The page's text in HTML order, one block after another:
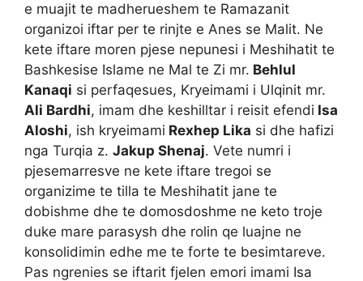
e muajit te madherueshem te Ramazanit
organizoi iftar per te rinjte e Anes se Malit. Ne
kete iftare moren pjese nepunesi i Meshihatit te
Bashkesise Islame ne Mal te Zi mr. Behlul
Kanaqi si perfaqesues, Kryeimami i Ulqinit mr.
Ali Bardhi, imam dhe keshilltar i reisit efendi Isa
Aloshi, ish kryeimami Rexhep Lika si dhe hafizi
nga Turqia z. Jakup Shenaj. Vete numri i
pjesemarresve ne kete iftare tregoi se
organizime te tilla te Meshihatit jane te
dobishme dhe te domosdoshme ne keto troje
duke mare parasysh dhe rolin qe luajne ne
konsolidimin edhe me te forte te besimtareve.
Pas ngrenies se iftarit fjelen emori imami Isa